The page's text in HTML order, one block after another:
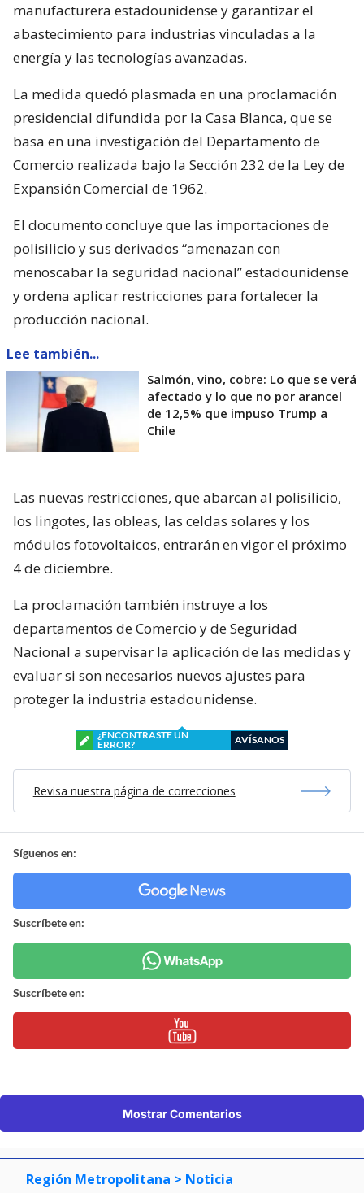
manufacturera estadounidense y garantizar el
abastecimiento para industrias vinculadas a la
energía y las tecnologías avanzadas.
La medida quedó plasmada en una proclamación
presidencial difundida por la Casa Blanca, que se
basa en una investigación del Departamento de
Comercio realizada bajo la Sección 232 de la Ley de
Expansión Comercial de 1962.
El documento concluye que las importaciones de
polisilicio y sus derivados “amenazan con
menoscabar la seguridad nacional” estadounidense
y ordena aplicar restricciones para fortalecer la
producción nacional.
Lee también...
Salmón, vino, cobre: Lo que se verá
afectado y lo que no por arancel
de 12,5% que impuso Trump a
Chile
Las nuevas restricciones, que abarcan al polisilicio,
los lingotes, las obleas, las celdas solares y los
módulos fotovoltaicos, entrarán en vigor el próximo
4 de diciembre.
La proclamación también instruye a los
departamentos de Comercio y de Seguridad
Nacional a supervisar la aplicación de las medidas y
evaluar si son necesarios nuevos ajustes para
proteger la industria estadounidense.
¿ENCONTRASTE UN
ERROR?
AVÍSANOS
Revisa nuestra página de correcciones
Síguenos en:
Suscríbete en:
Suscríbete en:
Mostrar Comentarios
Región Metropolitana > Noticia